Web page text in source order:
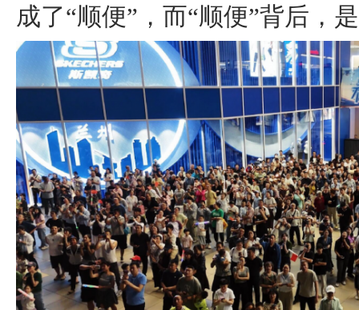
成了“顺便”，而“顺便”背后，